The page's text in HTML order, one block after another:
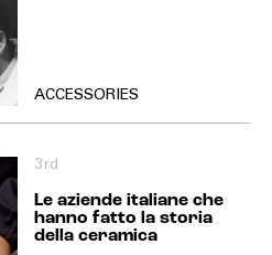
ACCESSORIES
3rd
Le aziende italiane che
hanno fatto la storia
della ceramica